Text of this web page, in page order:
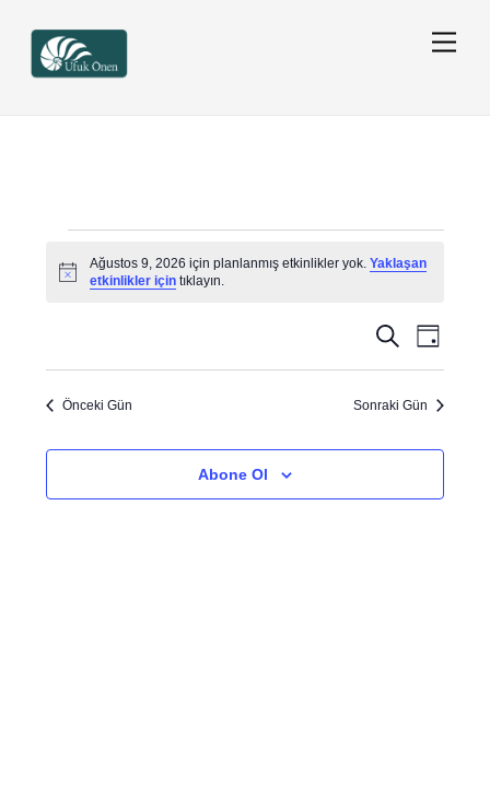
content
for
Ağustos
N
e
Ağustos 9, 2026 için planlanmış etkinlikler yok. Yaklaşan
etkinlikler içintıklayın.
Etkinlikler
arama
ve
A
a
Etkinlik
G
Önceki Gün Sonraki Gün
Abone Ol